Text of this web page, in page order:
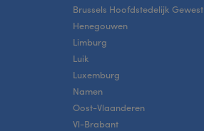
Brussels Hoofdstedelijk Gewest
Henegouwen
Limburg
Luik
Luxemburg
Namen
Oost-Vlaanderen
Vl-Brabant